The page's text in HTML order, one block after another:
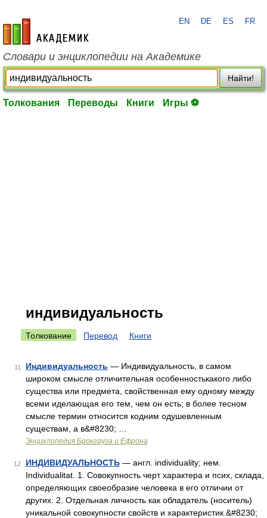
academic.ru
EN DE ES FR
Словари и энциклопедии на Академике
Найти!
Толкования Переводы Книги Игры ⚽
индивидуальность
Толкование Перевод Книги
11 Индивидуальность — Индивидуальность, в самом
широком смысле отличительная особенностькакого либо
существа или предмета, свойственная ему одному между
всеми иделающая его тем, чем он есть; в более тесном
смысле термин относится кодним одушевленным
существам, а в&#8230; …
Энциклопедия Брокгауза и Ефрона
12 ИНДИВИДУАЛЬНОСТЬ — англ. individuality; нем.
Individualitat. 1. Совокупность черт характера и псих, склада,
определяющих своеобразие человека в его отличии от
других. 2. Отдельная личность как обладатель (носитель)
уникальной совокупности свойств и характеристик.&#8230;